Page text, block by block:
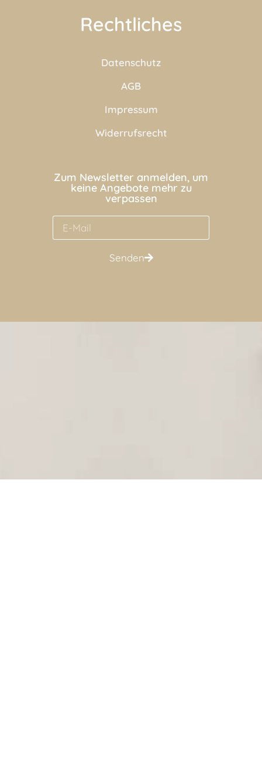
Rechtliches
Datenschutz
AGB
Impressum
Widerrufsrecht
Zum Newsletter anmelden, um
keine Angebote mehr zu
verpassen
Senden